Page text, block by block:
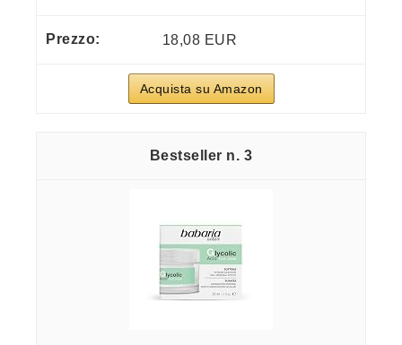
18,08 EUR
Acquista su Amazon
3